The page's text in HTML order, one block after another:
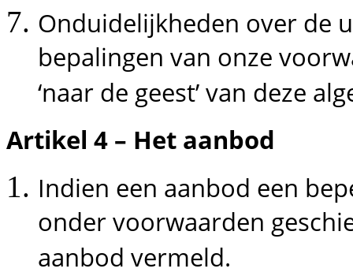
Onduidelijkheden over de
bepalingen van onze
‘naar de geest’ van deze
Artikel 4 – Het aanbod
Indien een aanbod een
onder voorwaarden
aanbod vermeld.